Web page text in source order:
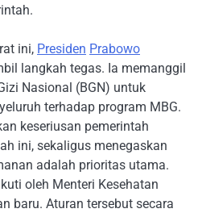
ini, Presiden Prabowo
langkah tegas. Ia memanggil
Nasional (BGN) untuk
terhadap program MBG.
keseriusan pemerintah
ini, sekaligus menegaskan
adalah prioritas utama.
oleh Menteri Kesehatan
baru. Aturan tersebut secara